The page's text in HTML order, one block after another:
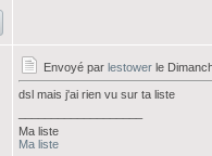
Envoyé par lestower le
dsl mais j'ai rien vu sur ta liste
Ma liste
Ma liste